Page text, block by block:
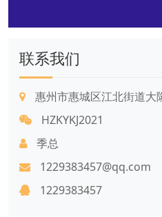
联系我们
惠州市惠城区江北街道大
HZKYKJ2021
季总
1229383457@qq.com
1229383457